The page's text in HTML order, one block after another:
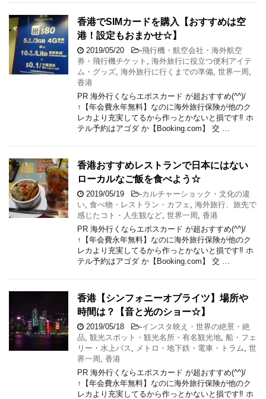
香港でSIMカードを購入【おすすめは空
港！設定もおまかせ☆】
2019/05/20 -飛行機・航空会社・海外航空
券・飛行機チケット
海外旅行に役立つ便利アイテ
ム・グッズ 海外旅行に行くまでの準備 世界一周
香港
PR 海外行くならエポスカード が超おすすめ(^^)/
↑【年会費永年無料】なのに海外旅行保険が他のク
レカより充実してるから作っとかないと損です‼ ホ
テル予約はアゴダ か【Booking.com】 交 …
香港おすすめレストランで日本にはない
ローカルなご飯を食べよう☆
2019/05/19 -カルチャーショック・文化の違
い 食べ物・レストラン・カフェ
海外旅行、旅先で
感じたコト・人生観など 世界一周 香港
PR 海外行くならエポスカード が超おすすめ(^^)/
↑【年会費永年無料】なのに海外旅行保険が他のク
レカより充実してるから作っとかないと損です‼ ホ
テル予約はアゴダ か【Booking.com】 交 …
香港【シンフォニーオブライツ】場所や
時間は？【音と光のショー☆】
2019/05/18 -インスタ映え・世界の絶景・絶
品 観光スポット・観光名所・有名観光地 船・フェ
リー・水上バス
メトロ・地下鉄・電車・トラム
世
界一周 香港
PR 海外行くならエポスカード が超おすすめ(^^)/
↑【年会費永年無料】なのに海外旅行保険が他のク
レカより充実してるから作っとかないと損です‼ ホ